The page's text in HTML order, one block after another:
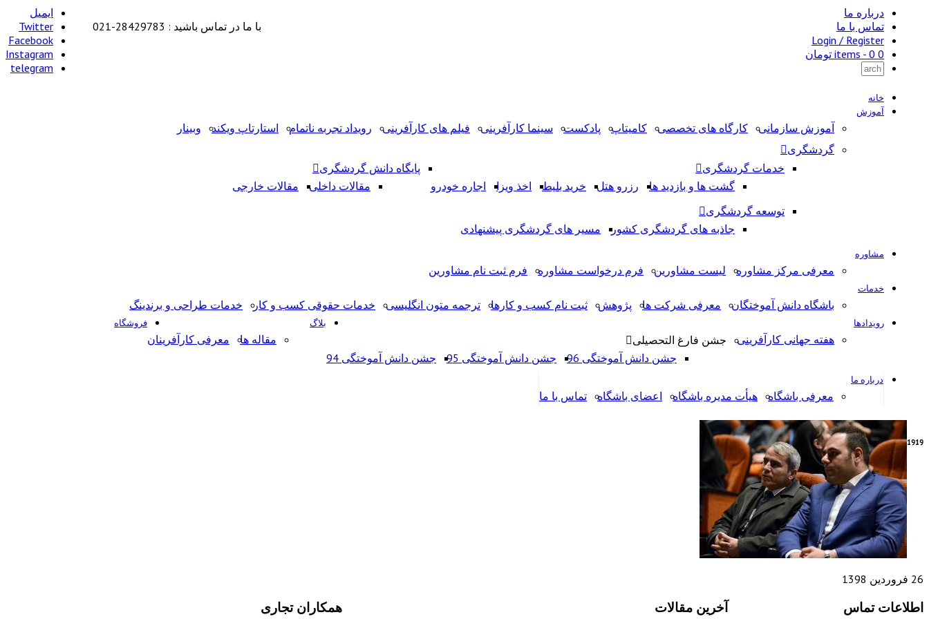
درباره ما
تماس با ما
Login / Register
0 items -
0 تومان
ایمیل
Twitter
Facebook
Instagram
telegram
با ما در تماس باشید : 28429783-021
خانه
آموزش
آموزش سازمانی کارگاه های تخصصی کامیتاپ پادکست سینما کارآفرینی فیلم های کارآفرینی رویداد تجربه ناتمام استارتاپ ویکند
وبینار
گردشگری
خدمات گردشگری
گشت ها و بازدید ها
رزرو هتل خرید بلیط اخذ ویزا اجاره خودرو
پایگاه دانش گردشگری
مقالات داخلی
مقالات خارجی
توسعه گردشگری
جاذبه های گردشگری کشور
مسیر های گردشگری پیشنهادی
مشاوره
معرفی مرکز مشاوره لیست مشاورین فرم درخواست مشاوره فرم ثبت نام مشاورین
خدمات
باشگاه دانش آموختگان معرفی شرکت ها پژوهش ثبت نام کسب و کارها ترجمه متون انگلیسی خدمات حقوقی کسب و کار خدمات طراحی و برندینگ
رویدادها
هفته جهانی کارآفرینی
جشن فارغ التحصیلی
جشن دانش آموختگی 96
جشن دانش آموختگی 95 جشن دانش آموختگی 94
بلاگ
مقاله ها معرفی کارآفرینان
فروشگاه
درباره ما
معرفی باشگاه هیأت مدیره باشگاه اعضای باشگاه تماس با ما
19
19
26 فروردین 1398
اطلاعات تماس آخرین مقالات همکاران تجاری